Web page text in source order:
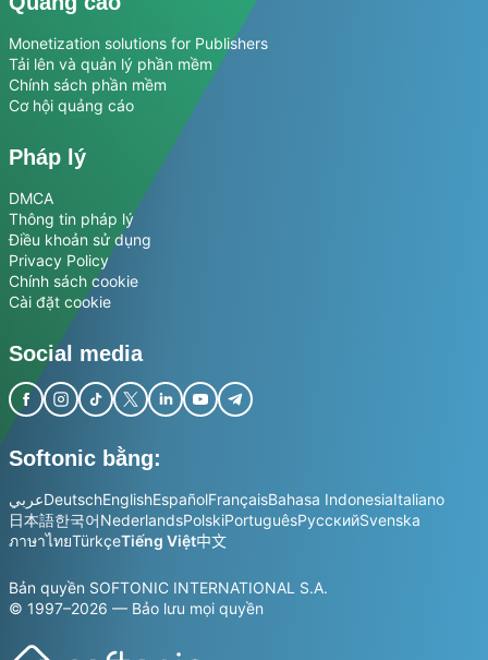
Monetization solutions for Publishers
Tải lên và quản lý phần mềm
Chính sách phần mềm
Cơ hội quảng cáo
Pháp lý
DMCA
Thông tin pháp lý
Điều khoản sử dụng
Privacy Policy
Chính sách cookie
Cài đặt cookie
Social media
Softonic bằng:
عربيDeutschEnglishEspañolFrançaisBahasa IndonesiaItaliano
日本語한국어NederlandsPolskiPortuguêsРусскийSvenska
ภาษาไทยTürkçeTiếng Việt中文
Bản quyền SOFTONIC INTERNATIONAL S.A.
© 1997–2026 — Bảo lưu mọi quyền